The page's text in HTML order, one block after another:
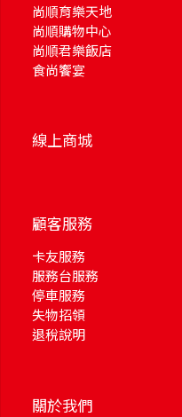
尚順育樂天地
尚順購物中心
尚順君樂飯店
食尚饗宴
線上商城
顧客服務
卡友服務
服務台服務
停車服務
失物招領
退稅說明
關於我們